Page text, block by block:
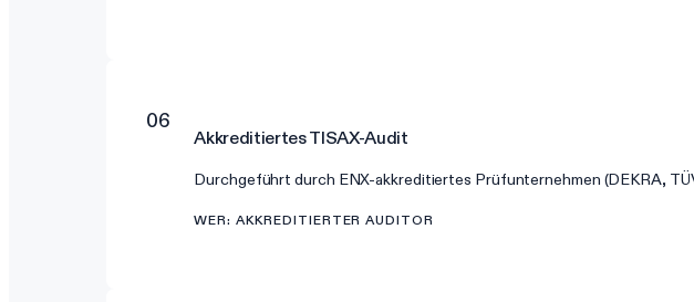
06
Akkreditiertes TISAX-Audit
Durchgeführt durch ENX-akkreditiertes Prüfunternehmen (DEKRA,
WER:AKKREDITIERTER AUDITOR